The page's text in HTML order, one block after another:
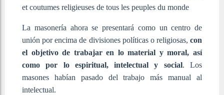
et coutumes religieuses de tous les peuples du monde
La masonería ahora se presentará como un centro de
unión por encima de divisiones políticas o religiosas, con
el objetivo de trabajar en lo material y moral, así
como por lo espiritual, intelectual y social. Los
masones habían pasado del trabajo más manual al
intelectual.